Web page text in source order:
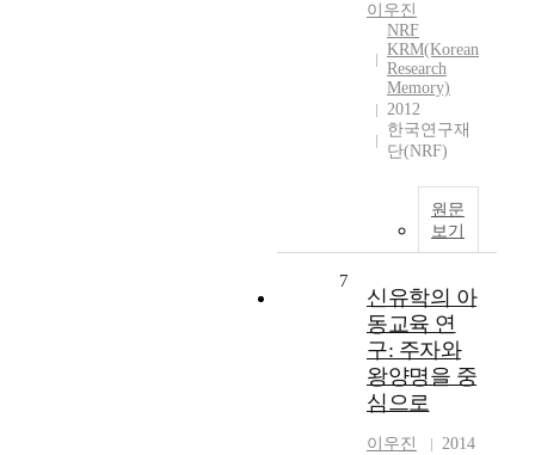
이우진
NRF
KRM(Korean
Research
Memory)
2012
한국연구재
단(NRF)
원문
보기
7
신유학의 아
동교육 연
구: 주자와
왕양명을 중
심으로
이우진
2014